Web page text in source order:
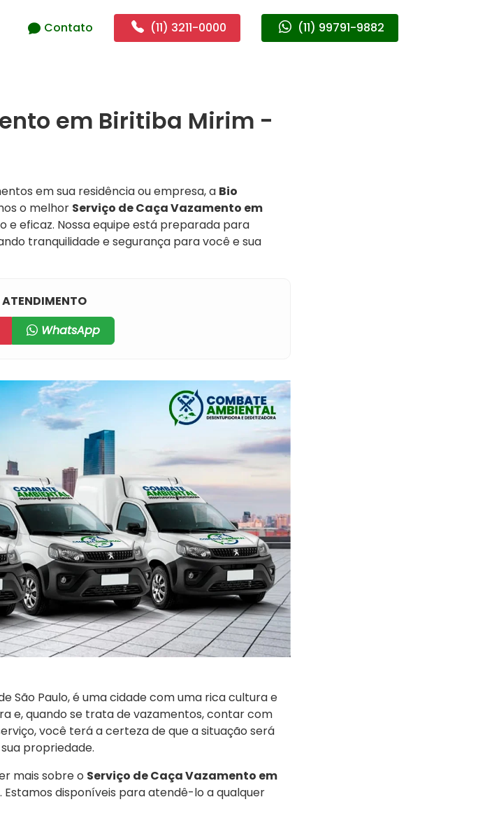
Contato (11) 3211-0000 (11) 99791-9882
em Biritiba Mirim -
em sua residência ou empresa, a Bio
o melhor Serviço de Caça Vazamento em
e eficaz. Nossa equipe está preparada para
tranquilidade e segurança para você e sua
ATENDIMENTO
WhatsApp
São Paulo, é uma cidade com uma rica cultura e
e, quando se trata de vazamentos, contar com
você terá a certeza de que a situação será
propriedade.
mais sobre o Serviço de Caça Vazamento em
disponíveis para atendê-lo a qualquer